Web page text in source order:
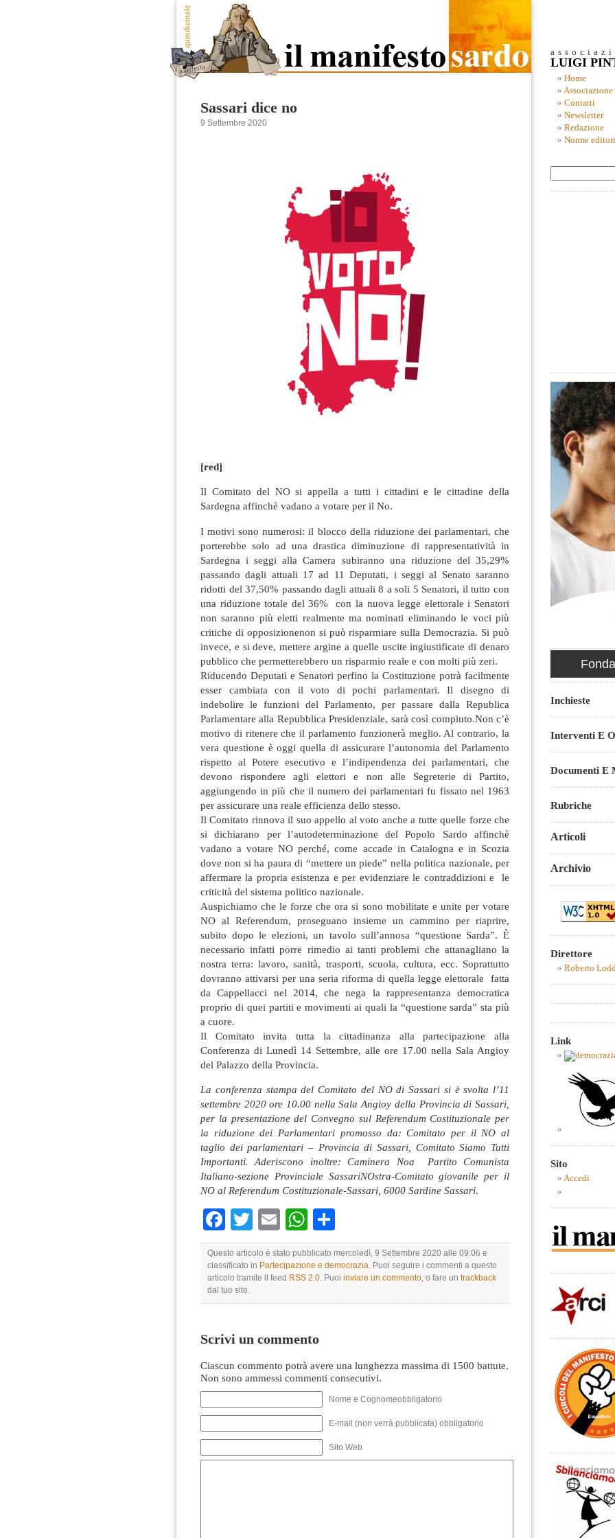
Sassari dice no
9 Settembre 2020
[red]
Il Comitato del NO si appella a tutti i cittadini e le cittadine della
Sardegna affinchè vadano a votare per il No.
I motivi sono numerosi: il blocco della riduzione dei parlamentari, che
porterebbe solo ad una drastica diminuzione di rappresentatività in
Sardegna i seggi alla Camera subiranno una riduzione del 35,29%
passando dagli attuali 17 ad 11 Deputati, i seggi al Senato saranno
ridotti del 37,50% passando dagli attuali 8 a soli 5 Senatori, il tutto con
una riduzione totale del 36% con la nuova legge elettorale i Senatori
non saranno più eletti realmente ma nominati eliminando le voci più
critiche di opposizionenon si può risparmiare sulla Democrazia. Si può
invece, e si deve, mettere argine a quelle uscite ingiustificate di denaro
pubblico che permetterebbero un risparmio reale e con molti più zeri.
Riducendo Deputati e Senatori perfino la Costituzione potrà facilmente
esser cambiata con il voto di pochi parlamentari. Il disegno di
indebolire le funzioni del Parlamento, per passare dalla Republica
Parlamentare alla Repubblica Presidenziale, sarà così compiuto.Non c’è
motivo di ritenere che il parlamento funzionerà meglio. Al contrario, la
vera questione è oggi quella di assicurare l’autonomia del Parlamento
rispetto al Potere esecutivo e l’indipendenza dei parlamentari, che
devono rispondere agli elettori e non alle Segreterie di Partito,
aggiungendo in più che il numero dei parlamentari fu fissato nel 1963
per assicurare una reale efficienza dello stesso.
Il Comitato rinnova il suo appello al voto anche a tutte quelle forze che
si dichiarano per l’autodeterminazione del Popolo Sardo affinchè
vadano a votare NO perché, come accade in Catalogna e in Scozia
dove non si ha paura di “mettere un piede” nella politica nazionale, per
affermare la propria esistenza e per evidenziare le contraddizioni e le
criticità del sistema politico nazionale.
Auspichiamo che le forze che ora si sono mobilitate e unite per votare
NO al Referendum, proseguano insieme un cammino per riaprire,
subito dopo le elezioni, un tavolo sull’annosa “questione Sarda”. È
necessario infatti porre rimedio ai tanti problemi che attanagliano la
nostra terra: lavoro, sanità, trasporti, scuola, cultura, ecc. Soprattutto
dovranno attivarsi per una seria riforma di quella legge elettorale fatta
da Cappellacci nel 2014, che nega la rappresentanza democratica
proprio di quei partiti e movimenti ai quali la “questione sarda” sta più
a cuore.
Il Comitato invita tutta la cittadinanza alla partecipazione alla
Conferenza di Lunedì 14 Settembre, alle ore 17.00 nella Sala Angioy
del Palazzo della Provincia.
La conferenza stampa del Comitato del NO di Sassari si è svolta l’11
settembre 2020 ore 10.00 nella Sala Angioy della Provincia di Sassari,
per la presentazione del Convegno sul Referendum Costituzionale per
la riduzione dei Parlamentari promosso da: Comitato per il NO al
taglio dei parlamentari – Provincia di Sassari, Comitato Siamo Tutti
Importanti. Aderiscono inoltre: Caminera Noa Partito Comunista
Italiano-sezione Provinciale SassariNOstra-Comitato giovanile per il
NO al Referendum Costituzionale-Sassari, 6000 Sardine Sassari.
Facebook
TwitterEmailWhatsApp
Questo articolo è stato pubblicato mercoledì, 9 Settembre 2020 alle 09:06 e
classificato in Partecipazione e democrazia. Puoi seguire i commenti a questo
articolo tramite il feed RSS 2.0. Puoi inviare un commento, o fare un trackback
dal tuo sito.
Scrivi un commento
Ciascun commento potrà avere una lunghezza massima di 1500 battute.
Non sono ammessi commenti consecutivi.
Nome e Cognomeobbligatorio
E-mail (non verrà pubblicata) obbligatorio
Sito Web
LUIGI
Home
Associazione
Contatti
Newsletter
Redazione
Norme
Inchieste
Interventi E
Documenti E
Rubriche
Articoli
Archivio
Direttore
Roberto
Link
Sito
Accedi